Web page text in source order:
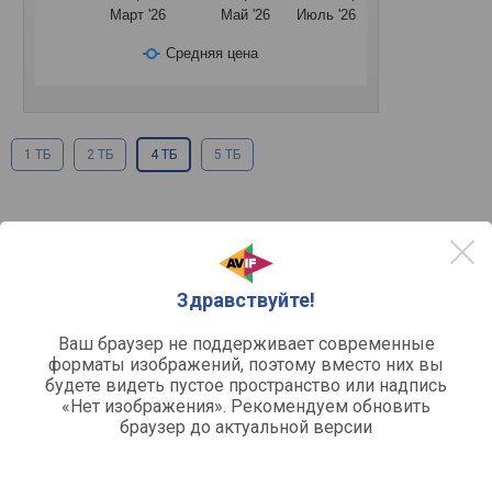
Здравствуйте!
Ваш браузер не поддерживает современные
форматы изображений, поэтому вместо них вы
будете видеть пустое пространство или надпись
«Нет изображения». Рекомендуем обновить
браузер до актуальной версии
Средняя цена
Март '26 Май '26 Июль '26
1 ТБ 2 ТБ 4 ТБ 5 ТБ
внешний
HDD
для ПК
4000 ГБ
Форм-фактор
2.5 "
Интерфейсы подключения
USB 3.2 gen1
Источник питания (внешние)
USB порт
пластиковый